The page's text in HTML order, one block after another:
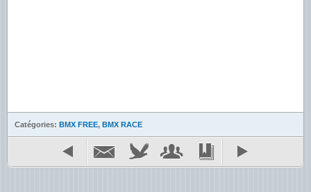
Catégories: BMX FREE, BMX RACE